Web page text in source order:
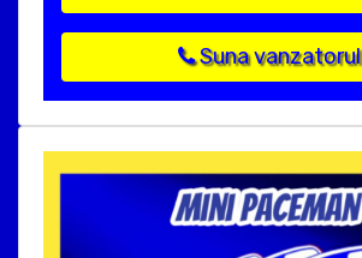
Suna vanzatorul